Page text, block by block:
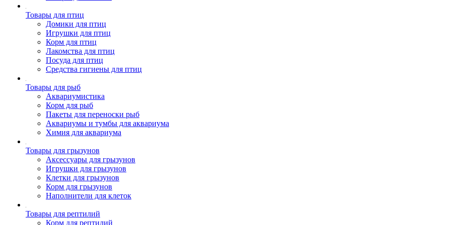
Товары для птиц
Домики для птиц
Игрушки для птиц
Корм для птиц
Лакомства для птиц
Посуда для птиц
Средства гигиены для птиц
Товары для рыб
Аквариумистика
Корм для рыб
Пакеты для переноски рыб
Аквариумы и тумбы для аквариума
Химия для аквариума
Товары для грызунов
Аксессуары для грызунов
Игрушки для грызунов
Клетки для грызунов
Корм для грызунов
Наполнители для клеток
Товары для рептилий
Корм для рептилий